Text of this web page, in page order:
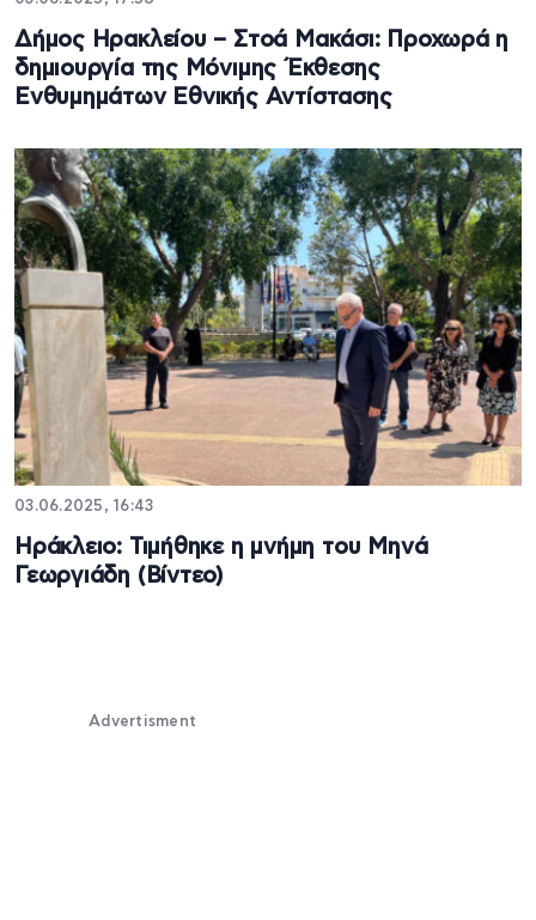
Δήμος Ηρακλείου – Στοά Μακάσι: Προχωρά η
δημιουργία της Μόνιμης Έκθεσης
Ενθυμημάτων Εθνικής Αντίστασης
03.06.2025, 16:43
Ηράκλειο: Τιμήθηκε η μνήμη του Μηνά
Γεωργιάδη (Βίντεο)
Advertisment